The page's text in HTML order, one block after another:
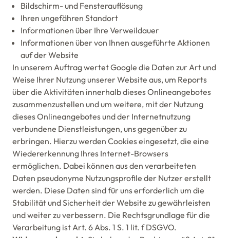
Bildschirm- und Fensterauflösung
Ihren ungefähren Standort
Informationen über Ihre Verweildauer
Informationen über von Ihnen ausgeführte Aktionen
auf der Website
In unserem Auftrag wertet Google die Daten zur Art und
Weise Ihrer Nutzung unserer Website aus, um Reports
über die Aktivitäten innerhalb dieses Onlineangebotes
zusammenzustellen und um weitere, mit der Nutzung
dieses Onlineangebotes und der Internetnutzung
verbundene Dienstleistungen, uns gegenüber zu
erbringen. Hierzu werden Cookies eingesetzt, die eine
Wiedererkennung Ihres Internet-Browsers
ermöglichen. Dabei können aus den verarbeiteten
Daten pseudonyme Nutzungsprofile der Nutzer erstellt
werden. Diese Daten sind für uns erforderlich um die
Stabilität und Sicherheit der Website zu gewährleisten
und weiter zu verbessern. Die Rechtsgrundlage für die
Verarbeitung ist Art. 6 Abs. 1 S. 1 lit. f DSGVO.